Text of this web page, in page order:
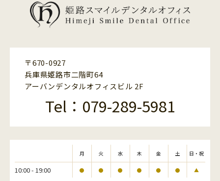
〒670-0927
兵庫県姫路市二階町64
アーバンデンタルオフィスビル 2F
Tel：079-289-5981
月 火 水 木 金 土 日・祝
10:00 - 19:00 ● ● ● ● ● ● ▲